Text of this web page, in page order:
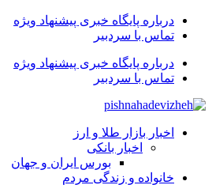
درباره پایگاه خبری پیشنهاد ویژه
تماس با سردبیر
درباره پایگاه خبری پیشنهاد ویژه
تماس با سردبیر
اخبار بازار طلا و ارز
اخبار بانکی
بورس ایران و جهان
خانواده و زندگی مردم